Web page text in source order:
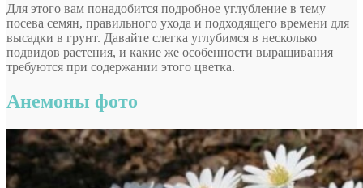
Для этого вам понадобится подробное углубление в тему
посева семян, правильного ухода и подходящего времени для
высадки в грунт. Давайте слегка углубимся в несколько
подвидов растения, и какие же особенности выращивания
требуются при содержании этого цветка.
Анемоны фото